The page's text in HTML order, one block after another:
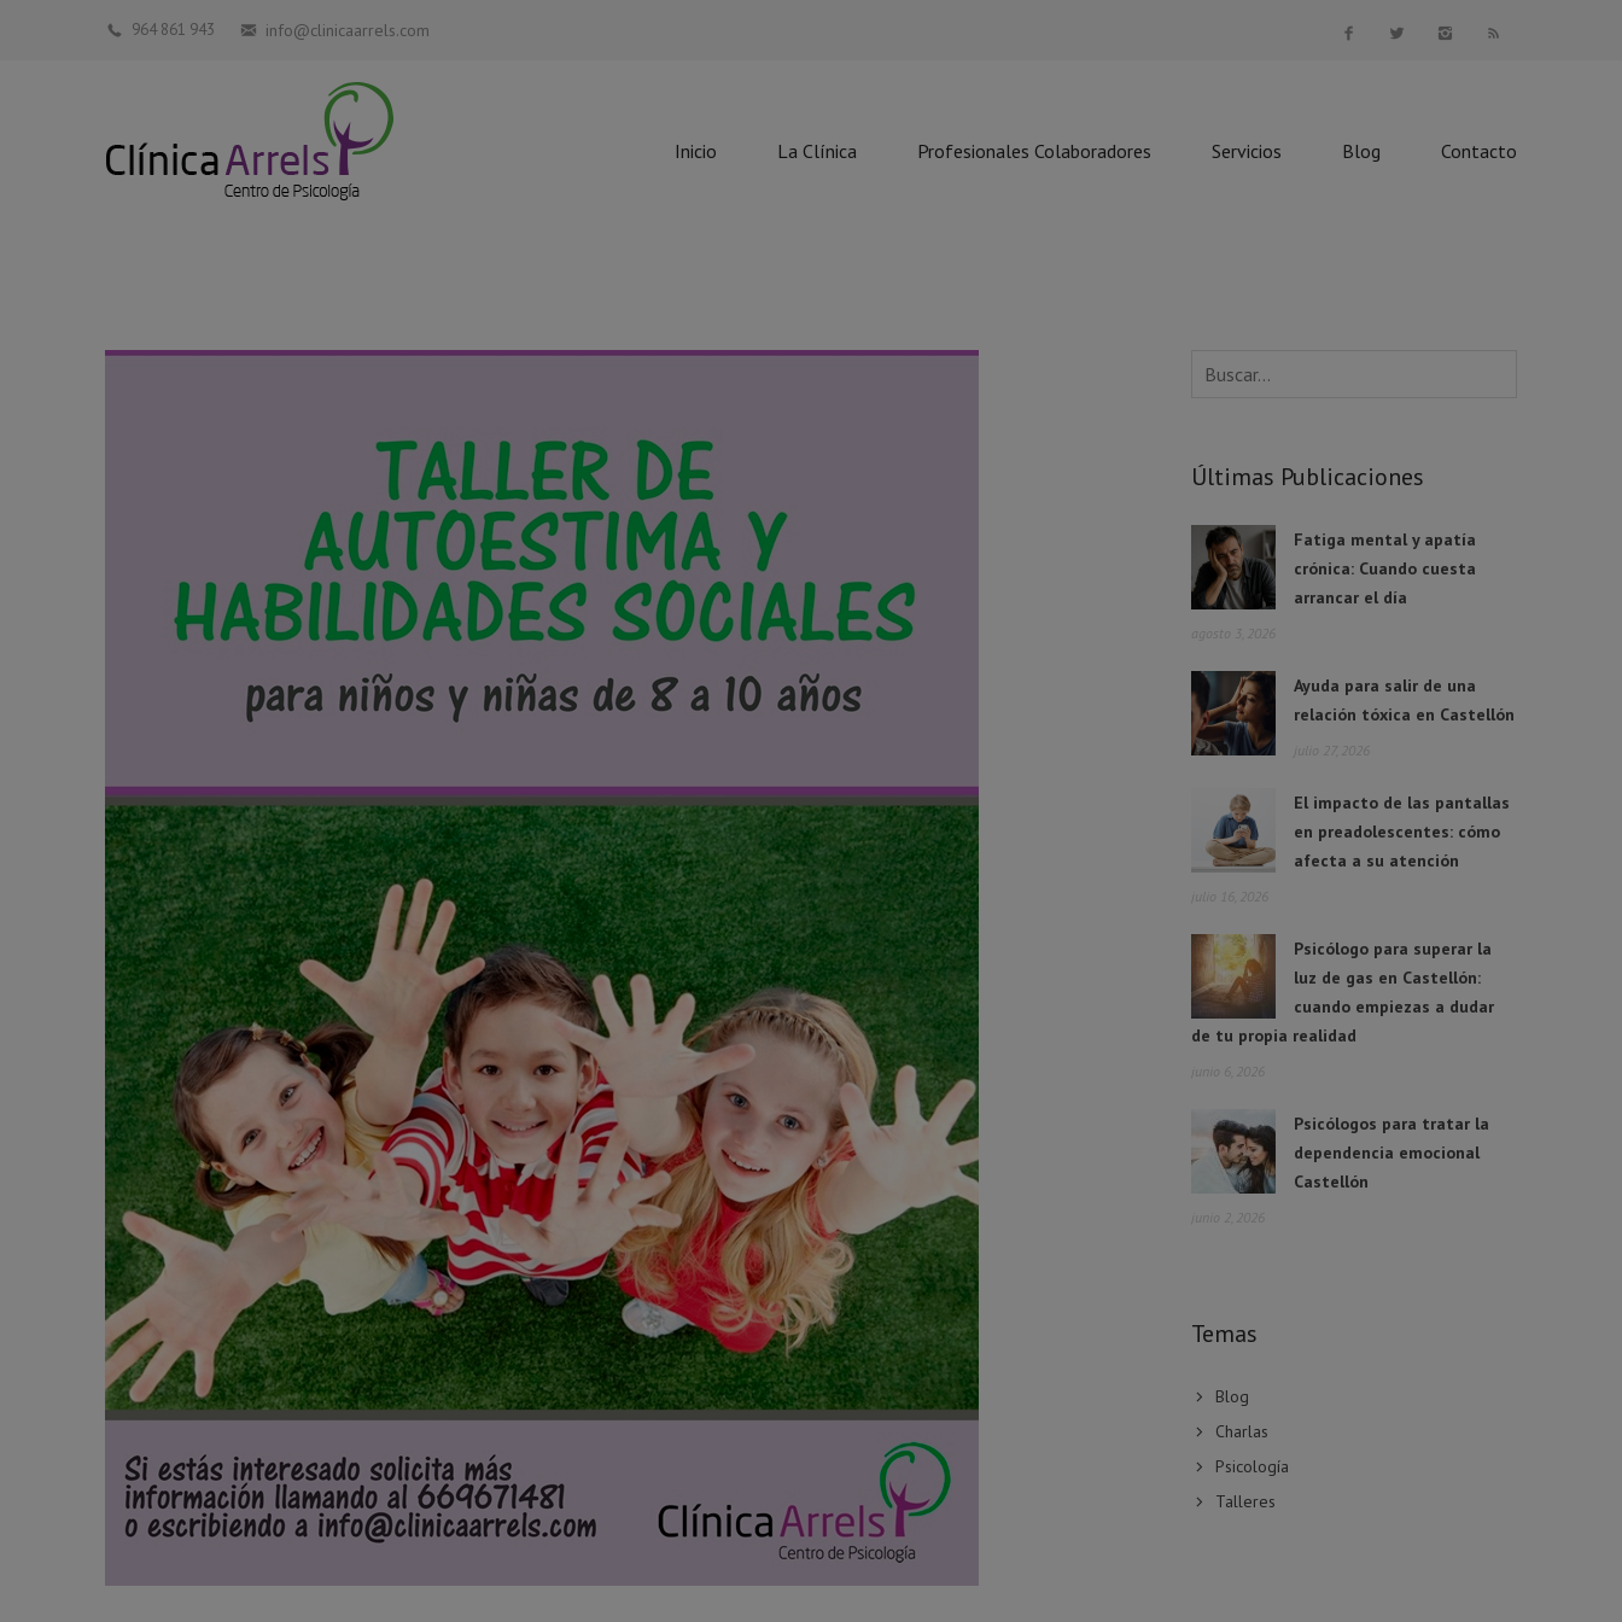
964 861 943 info@clinicaarrels.com
Inicio La Clínica Profesionales Colaboradores Servicios Blog Contacto
Últimas Publicaciones
Fatiga mental y apatía
crónica: Cuando cuesta
arrancar el día
agosto 3, 2026
Ayuda para salir de una
relación tóxica en Castellón
julio 27, 2026
El impacto de las pantallas
en preadolescentes: cómo
afecta a su atención
julio 16, 2026
Psicólogo para superar la
luz de gas en Castellón:
cuando empiezas a dudar
de tu propia realidad
junio 6, 2026
Psicólogos para tratar la
dependencia emocional
Castellón
junio 2, 2026
Temas
Blog
Charlas
Psicología
Talleres